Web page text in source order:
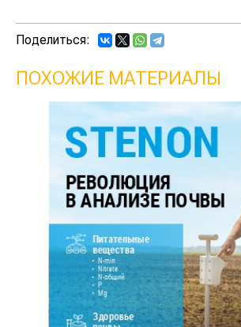
Поделиться:
ПОХОЖИЕ МАТЕРИАЛЫ